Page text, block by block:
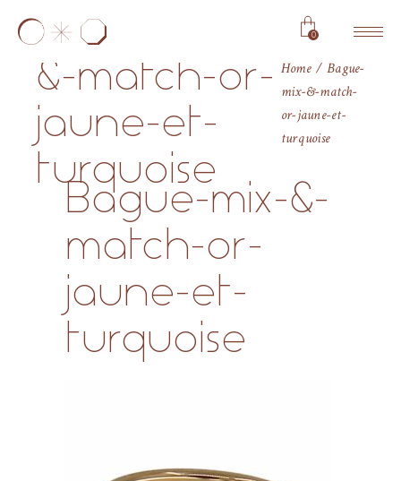
0
Bague-mix-
&-match-or-
jaune-et-
turquoise
Home
Bague-
mix-&-match-
or-jaune-et-
turquoise
Bague-mix-&-
match-or-
jaune-et-
turquoise